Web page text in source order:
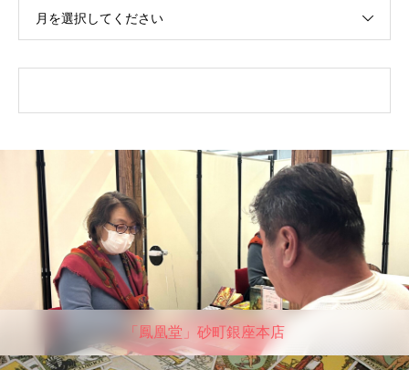
月を選択してください
「鳳凰堂」砂町銀座本店